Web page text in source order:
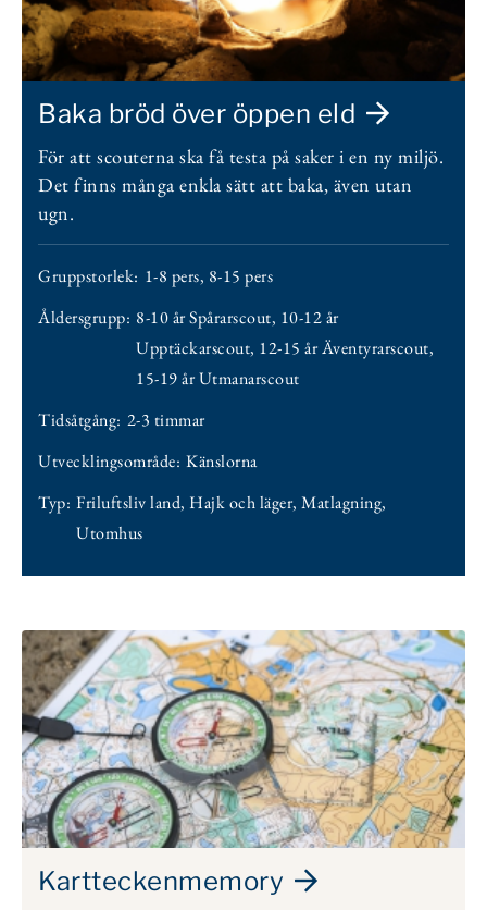
Baka bröd över öppen eld
För att scouterna ska få testa på saker i en ny miljö.
Det finns många enkla sätt att baka, även utan
ugn.
Gruppstorlek: 1-8 pers, 8-15 pers
Åldersgrupp: 8-10 år Spårarscout, 10-12 år
Upptäckarscout, 12-15 år Äventyrarscout,
15-19 år Utmanarscout
Tidsåtgång: 2-3 timmar
Utvecklingsområde: Känslorna
Typ: Friluftsliv land, Hajk och läger, Matlagning,
Utomhus
Kartteckenmemory